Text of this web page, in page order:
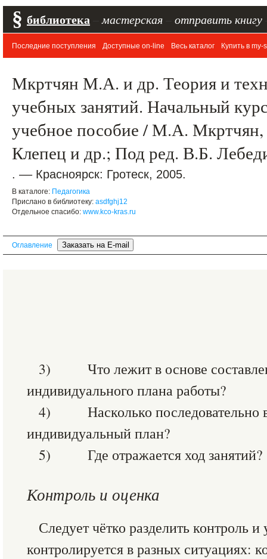
§ библиотека мастерская отправить книгу
Последние поступления Доступные on-line Весь каталог Купить в my-
Мкртчян М.А. и др. Теория и
учебных занятий. Начальный
учебное пособие / М.А.
Клепец и др.; Под ред. В.Б.
. –– Красноярск: Гротеск, 2005.
В каталоге: Педагогика
Прислано в библиотеку: asdfghj12
Отдельное спасибо: www.kco-kras.ru
Оглавление
3) Что лежит в основе
индивидуального плана работы?
4) Насколько последовательно
индивидуальный план?
5) Где отражается ход занятий?
Контроль и оценка
Следует чётко разделить контроль
контролируется в разных ситуациях: